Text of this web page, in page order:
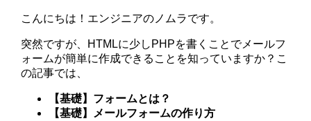
こんにちは！エンジニアのノムラです。
突然ですが、HTMLに少しPHPを書くことでメールフ
ォームが簡単に作成できることを知っていますか？こ
の記事では、
【基礎】フォームとは？
【基礎】メールフォームの作り方